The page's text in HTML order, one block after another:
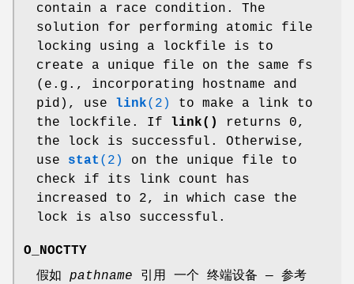
contain a race condition. The
solution for performing atomic file
locking using a lockfile is to
create a unique file on the same fs
(e.g., incorporating hostname and
pid), use link(2)
to make a link to
the lockfile. If link()
returns 0,
the lock is successful. Otherwise,
use stat (2)
on the unique file to
check if its link count has
increased to 2, in which case the
lock is also successful.
O_NOCTTY
假如 pathname 引用 一个 终端设备 — 参考